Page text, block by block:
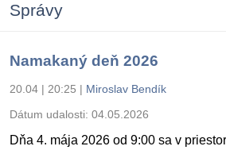
Správy
Namakaný deň 2026
20.04 | 20:25 | Miroslav Bendík
Dátum udalosti: 04.05.2026
Dňa 4. mája 2026 od 9:00 sa v